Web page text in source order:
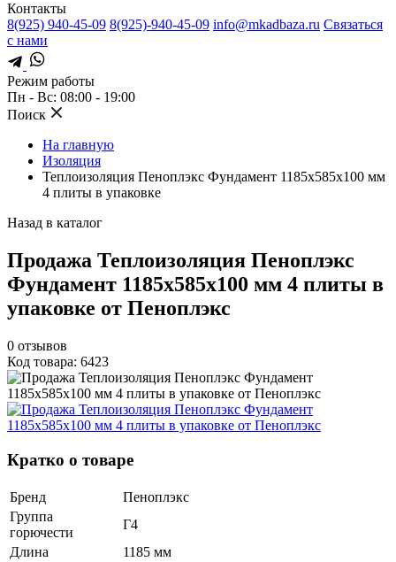
Контакты
8(925) 940-45-09 8(925)-940-45-09 info@mkadbaza.ru Связаться
с нами
Режим работы
Пн - Вс: 08:00 - 19:00
Поиск
На главную
Изоляция
Теплоизоляция Пеноплэкс Фундамент 1185х585х100 мм
4 плиты в упаковке
Назад в каталог
Продажа Теплоизоляция Пеноплэкс
Фундамент 1185х585х100 мм 4 плиты в
упаковке от Пеноплэкс
0 отзывов
Код товара: 6423
Кратко о товаре
Бренд
Пеноплэкс
Группа
горючести
Г4
Длина
1185 мм